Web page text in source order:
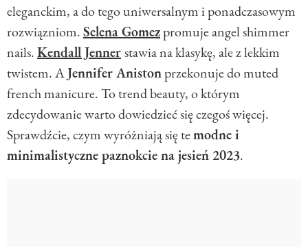
eleganckim, a do tego uniwersalnym i ponadczasowym
rozwiązniom.Selena Gomezpromuje angel shimmer
nails.Kendall Jennerstawia na klasykę, ale z lekkim
twistem. AJennifer Anistonprzekonuje do muted
french manicure. To trend beauty, o którym
zdecydowanie warto dowiedzieć się czegoś więcej.
Sprawdźcie, czym wyróżniają się temodne i
minimalistyczne paznokcie na jesień 2023.